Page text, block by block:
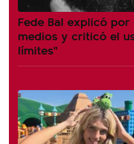
Fede Bal explicó
medios y criticó el
límites"